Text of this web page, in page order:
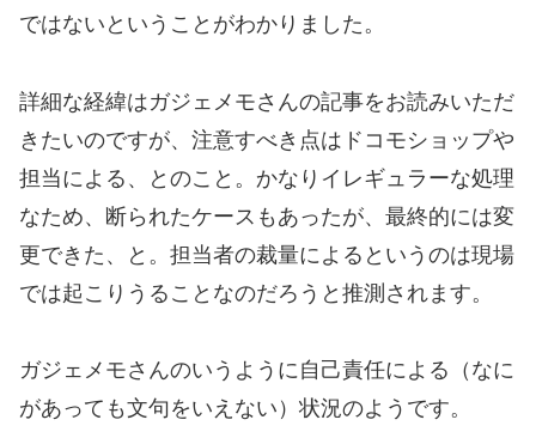
ではないということがわかりました。
詳細な経緯はガジェメモさんの記事をお読みいただ
きたいのですが、注意すべき点はドコモショップや
担当による、とのこと。かなりイレギュラーな処理
なため、断られたケースもあったが、最終的には変
更できた、と。担当者の裁量によるというのは現場
では起こりうることなのだろうと推測されます。
ガジェメモさんのいうように自己責任による（なに
があっても文句をいえない）状況のようです。